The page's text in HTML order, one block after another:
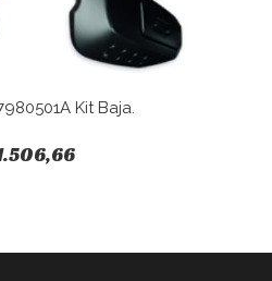
Kit Baja.